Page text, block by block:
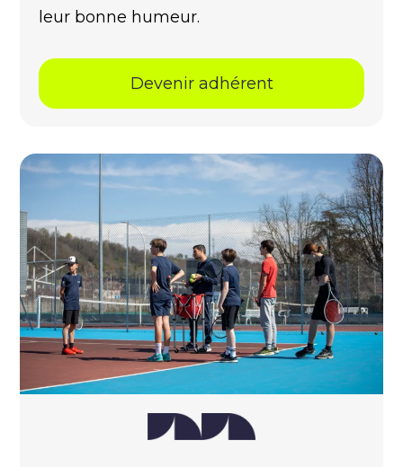
leur bonne humeur.
Devenir adhérent